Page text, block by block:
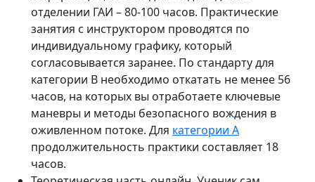
отделении ГАИ – 80-100 часов. Практические
занятия с инструктором проводятся по
индивидуальному графику, который
согласовывается заранее. По стандарту для
категории B необходимо откатать не менее 56
часов, на которых вы отработаете ключевые
маневры и методы безопасного вождения в
оживленном потоке. Для категории А
продолжительность практики составляет 18
часов.